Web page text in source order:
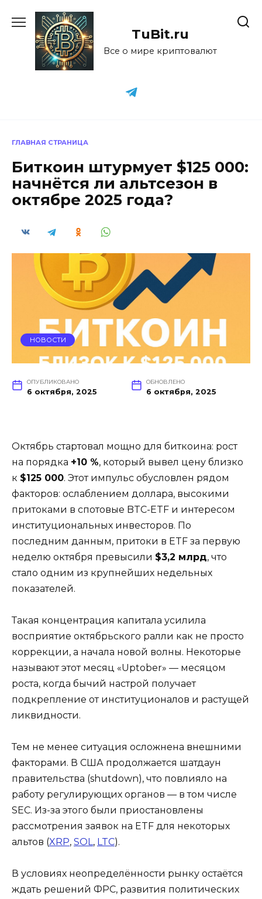
содержанию
TuBit.ru
Все о мире криптовалют
ГЛАВНАЯ СТРАНИЦА
Биткоин штурмует $125 000:
начнётся ли альтсезон в
октябре 2025 года?
НОВОСТИ
ОПУБЛИКОВАНО
6 октября, 2025
ОБНОВЛЕНО
6 октября, 2025
Октябрь стартовал мощно для биткоина: рост
на порядка +10 %, который вывел цену близко
к $125 000. Этот импульс обусловлен рядом
факторов: ослаблением доллара, высокими
притоками в спотовые BTC-ETF и интересом
институциональных инвесторов. По
последним данным, притоки в ETF за первую
неделю октября превысили $3,2 млрд, что
стало одним из крупнейших недельных
показателей.
Такая концентрация капитала усилила
восприятие октябрьского ралли как не просто
коррекции, а начала новой волны. Некоторые
называют этот месяц «Uptober» — месяцом
роста, когда бычий настрой получает
подкрепление от институционалов и растущей
ликвидности.
Тем не менее ситуация осложнена внешними
факторами. В США продолжается шатдаун
правительства (shutdown), что повлияло на
работу регулирующих органов — в том числе
SEC. Из-за этого были приостановлены
рассмотрения заявок на ETF для некоторых
альтов (XRP, SOL, LTC).
В условиях неопределённости рынку остаётся
ждать решений ФРС, развития политических